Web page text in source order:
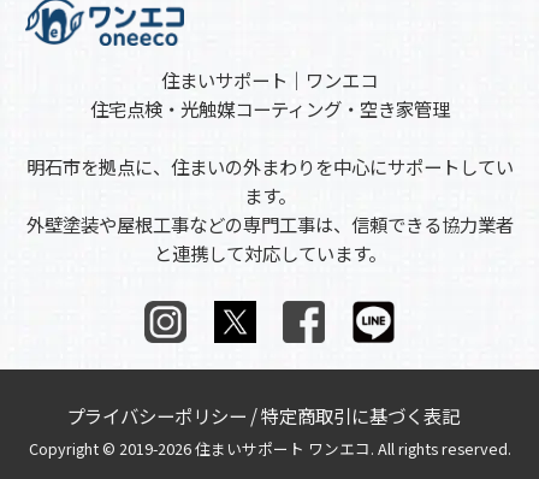
住まいサポート｜ワンエコ
住宅点検・光触媒コーティング・空き家管理
明石市を拠点に、住まいの外まわりを中心にサポートしてい
ます。
外壁塗装や屋根工事などの専門工事は、信頼できる協力業者
と連携して対応しています。
プライバシーポリシー /特定商取引に基づく表記
Copyright © 2019-2026 住まいサポート ワンエコ. All rights reserved.